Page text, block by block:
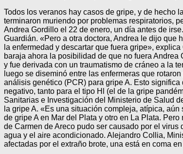
Todos los veranos hay casos de gripe, y de hecho
terminaron muriendo por problemas respiratorios,
Andrea Gordillo el 22 de enero, un día antes de
Guardián. «Pero a otra doctora, Andrea le dijo que
la enfermedad y descartar que fuera gripe»,
baraja ahora la posibilidad de que no fuera
y fue derivada con un traumatismo de cráneo a la
luego se diseminó entre las enfermeras que
análisis genético (PCR) para gripe A. Esto
negativo, tanto para el tipo Hl (el de la gripe
Sanitarias e Investigación del Ministerio de Salud
la gripe A. «Es una situación compleja, atípica,
de gripe A en Mar del Plata y otro en La Plata.
de Carmen de Areco pudo ser causado por el
agua y el aire acondicionado. Alejandro Collia,
afectadas por el extraño brote, una está en coma